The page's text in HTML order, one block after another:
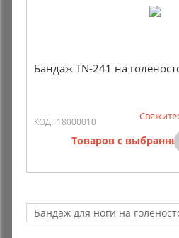
Бандаж TN-241 на
КОД: 18000010
Товаров с
Бандаж для ноги на